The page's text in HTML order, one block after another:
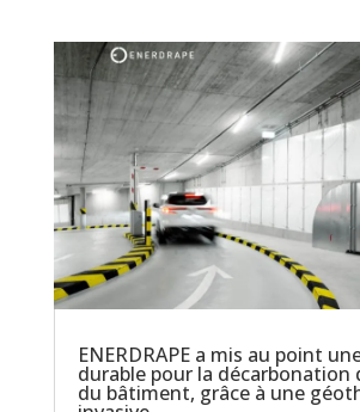
ENERDRAPE a mis au point
durable pour la décarbonation
du bâtiment, grâce à une